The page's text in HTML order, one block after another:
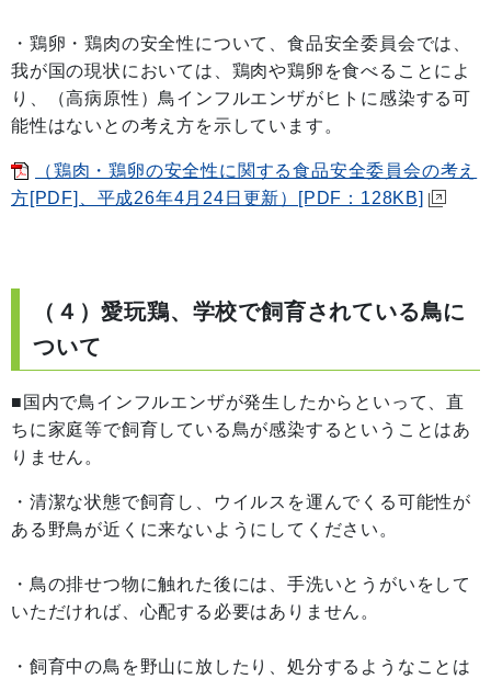
・鶏卵・鶏肉の安全性について、食品安全委員会では、
我が国の現状においては、鶏肉や鶏卵を食べることによ
り、（高病原性）鳥インフルエンザがヒトに感染する可
能性はないとの考え方を示しています。
（鶏肉・鶏卵の安全性に関する食品安全委員会の考え
方[PDF]、平成26年4月24日更新）[PDF：128KB]
（４）愛玩鶏、学校で飼育されている鳥に
ついて
■国内で鳥インフルエンザが発生したからといって、直
ちに家庭等で飼育している鳥が感染するということはあ
りません。
・清潔な状態で飼育し、ウイルスを運んでくる可能性が
ある野鳥が近くに来ないようにしてください。
・鳥の排せつ物に触れた後には、手洗いとうがいをして
いただければ、心配する必要はありません。
・飼育中の鳥を野山に放したり、処分するようなことは